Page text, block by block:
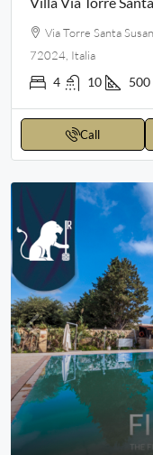
Via Torre Santa
72024, Italia
4 10 500
Call